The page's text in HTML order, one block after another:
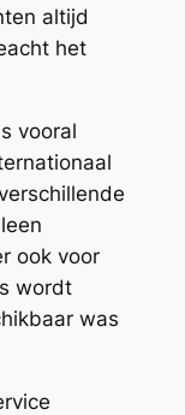
altijd
het
vooral
ook voor
wordt
was